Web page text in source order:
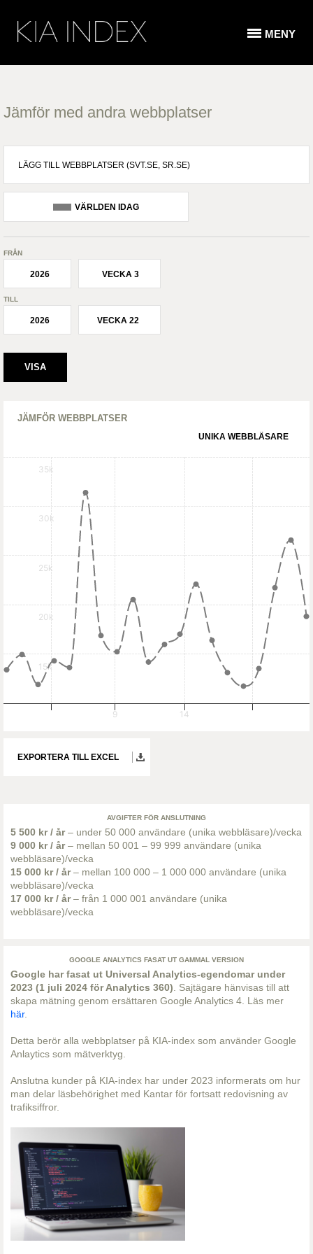
MENY
Jämför med andra webbplatser
VÄRLDEN IDAG
FRÅN
2026 VECKA 3
TILL
2026 VECKA 22
JÄMFÖR WEBBPLATSER
UNIKA WEBBLÄSARE
15k
20k
25k
30k
35k
9 14
EXPORTERA TILL EXCEL
AVGIFTER FÖR ANSLUTNING
5 500 kr / år– under 50 000 användare (unika webbläsare)/vecka
9 000 kr / år– mellan 50 001 – 99 999 användare (unika
webbläsare)/vecka
15 000 kr / år– mellan 100 000 – 1 000 000 användare (unika
webbläsare)/vecka
17 000 kr / år– från 1 000 001 användare (unika
webbläsare)/vecka
GOOGLE ANALYTICS FASAT UT GAMMAL VERSION
Google har fasat ut Universal Analytics-egendomar under
2023 (1 juli 2024 för Analytics 360) . Sajtägare hänvisas till att
skapa mätning genom ersättaren Google Analytics 4. Läs mer
här.
Detta berör alla webbplatser på KIA-index som använder Google
Anlaytics som mätverktyg.
Anslutna kunder på KIA-index har under 2023 informerats om hur
man delar läsbehörighet med Kantar för fortsatt redovisning av
trafiksiffror.